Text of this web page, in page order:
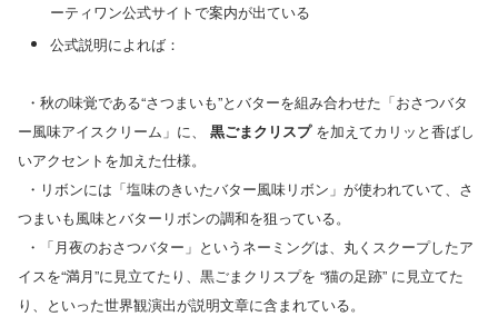
ーティワン公式サイトで案内が出ている
公式説明によれば：
・秋の味覚である“さつまいも”とバターを組み合わせた「おさつバタ
ー風味アイスクリーム」に、 黒ごまクリスプを加えてカリッと香ばし
いアクセントを加えた仕様。
・リボンには「塩味のきいたバター風味リボン」が使われていて、さ
つまいも風味とバターリボンの調和を狙っている。
・「月夜のおさつバター」というネーミングは、丸くスクープしたア
イスを“満月”に見立てたり、黒ごまクリスプを “猫の足跡” に見立てた
り、といった世界観演出が説明文章に含まれている。